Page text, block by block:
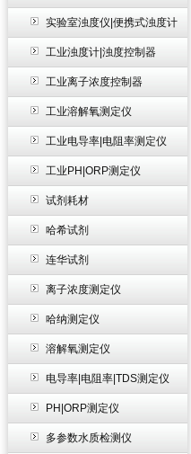
实验室浊度仪|便携式浊度计
工业浊度计|浊度控制器
工业离子浓度控制器
工业溶解氧测定仪
工业电导率|电阻率测定仪
工业PH|ORP测定仪
试剂耗材
哈希试剂
连华试剂
离子浓度测定仪
哈纳测定仪
溶解氧测定仪
电导率|电阻率|TDS测定仪
PH|ORP测定仪
多参数水质检测仪